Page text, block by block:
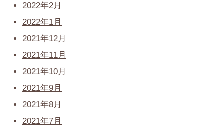
2022年2月
2022年1月
2021年12月
2021年11月
2021年10月
2021年9月
2021年8月
2021年7月